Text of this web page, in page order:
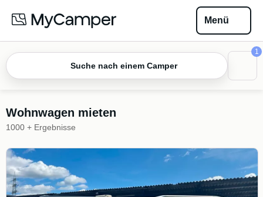
Menü
Suche nach einem Camper
1
Wohnwagen mieten
1000 + Ergebnisse